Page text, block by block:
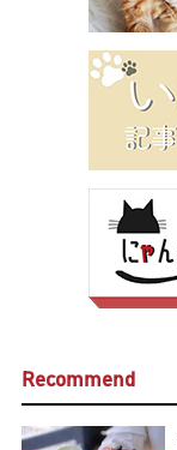
Recommend